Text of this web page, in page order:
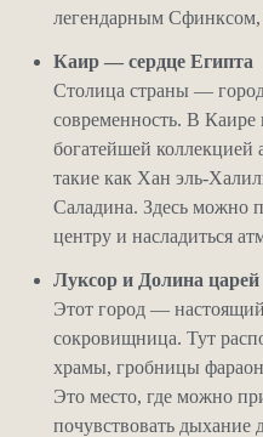
легендарным
Каир — сердце Египта
Столица страны —
современность. В
богатейшей коллекцией
такие как Хан эль-
Саладина. Здесь можно
центру и насладиться
Луксор и Долина царей
Этот город —
сокровищница. Тут
храмы, гробницы
Это место, где можно
почувствовать дыхание